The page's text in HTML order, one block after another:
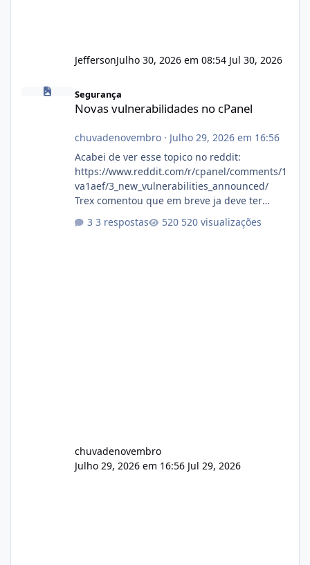
JeffersonJulho 30, 2026 em 08:54 Jul 30, 2026
Segurança
Novas vulnerabilidades no cPanel
chuvadenovembro· Julho 29, 2026 em 16:56
Acabei de ver esse topico no reddit:
https://www.reddit.com/r/cpanel/comments/1
va1aef/3_new_vulnerabilities_announced/
Trex comentou que em breve ja deve ter
3 respostas 520 visualizações
chuvadenovembro
Julho 29, 2026 em 16:56 Jul 29, 2026